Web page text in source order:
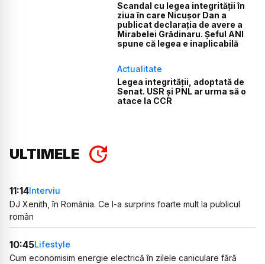
Scandal cu legea integrității în
ziua în care Nicușor Dan a
publicat declarația de avere a
Mirabelei Grădinaru. Șeful ANI
spune că legea e inaplicabilă
Actualitate
Legea integrității, adoptată de
Senat. USR și PNL ar urma să o
atace la CCR
ULTIMELE
11:14Interviu
DJ Xenith, în România. Ce l-a surprins foarte mult la publicul
român
10:45Lifestyle
Cum economisim energie electrică în zilele caniculare fără